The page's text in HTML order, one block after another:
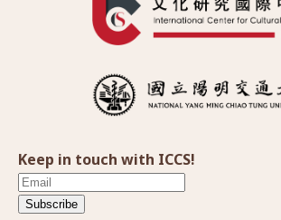
Keep in touch with ICCS!
Subscribe